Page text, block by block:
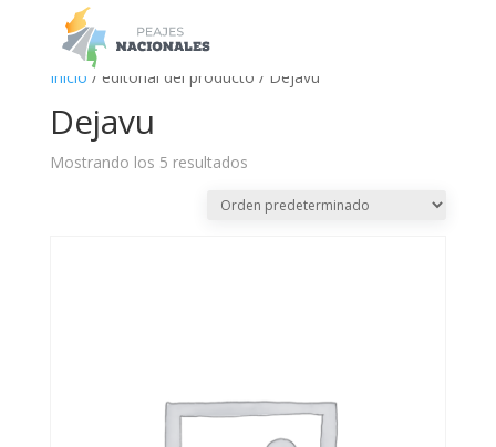
Inicio / editorial del producto / Dejavu
Dejavu
Mostrando los 5 resultados